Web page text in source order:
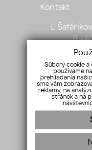
Kontakt
Súbory cookie a
používame
prehliadania
sme vám
reklamy, na
stránok a na